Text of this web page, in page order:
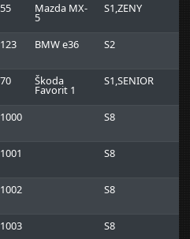
Mazda MX-
5
S1,ZENY
BMW e36 S2
Škoda
Favorit 1
S1,SENIOR
S8
S8
S8
S8